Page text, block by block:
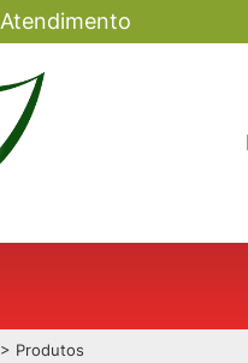
Atendimento
> Produtos